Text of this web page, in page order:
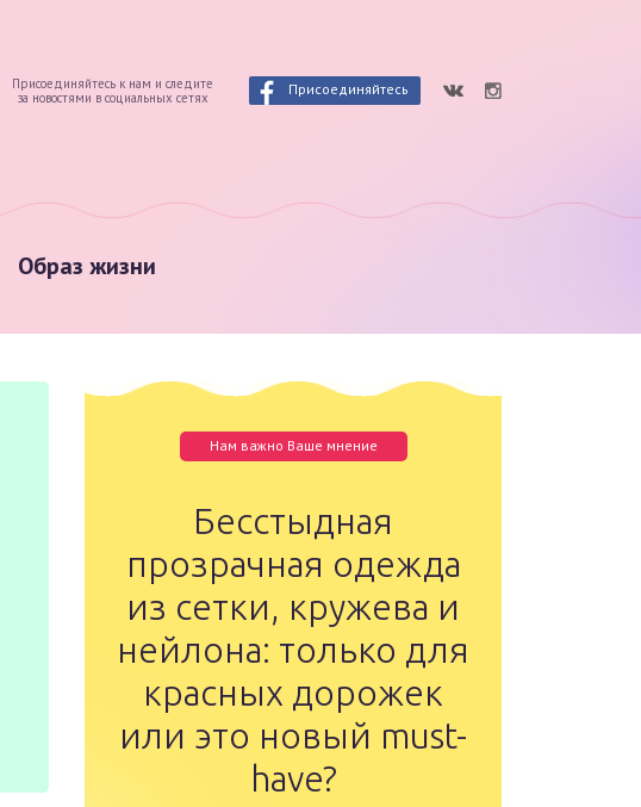
Образ жизни
Присоединяйтесь к нам и следите
за новостями в социальных сетях
Присоединяйтесь
Нам важно Ваше мнение
Бесстыдная
прозрачная одежда
из сетки, кружева и
нейлона: только для
красных дорожек
или это новый must-
have?